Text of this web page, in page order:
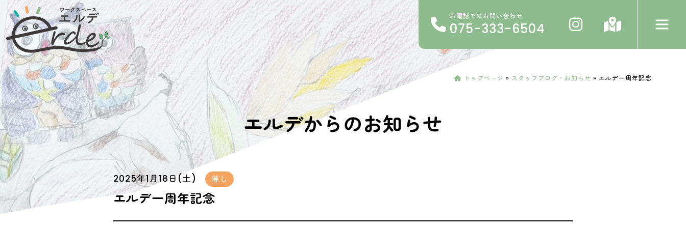
お電話でのお問い合わせ
075-333-6504
トップページ » スタッフブログ・お知らせ » エルデ一周年記念
エルデからのお知らせ
2025年1月18日(土) 催し
エルデ一周年記念